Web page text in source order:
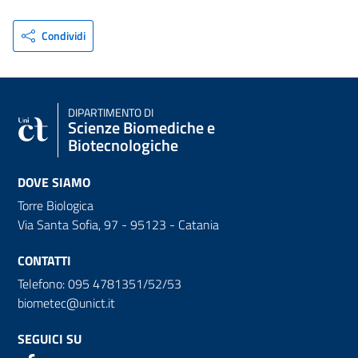
Condividi
DIPARTIMENTO DI
Scienze Biomediche e
Biotecnologiche
DOVE SIAMO
Torre Biologica
Via Santa Sofia, 97 - 95123 - Catania
CONTATTI
Telefono: 095 4781351/52/53
biometec@unict.it
SEGUICI SU